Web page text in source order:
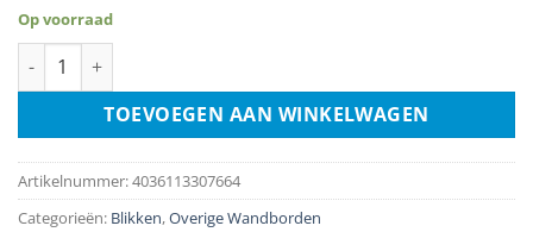
Op voorraad
Tin Box Plat - Garden Seeds aantal
TOEVOEGEN AAN WINKELWAGEN
Artikelnummer:4036113307664
Categorieën: Blikken,Overige Wandborden